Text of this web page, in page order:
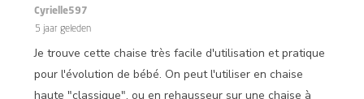
Cyrielle597
5 jaar geleden
Je trouve cette chaise très facile d'utilisation et pratique
pour l'évolution de bébé. On peut l'utiliser en chaise
haute "classique", ou en rehausseur sur une chaise à